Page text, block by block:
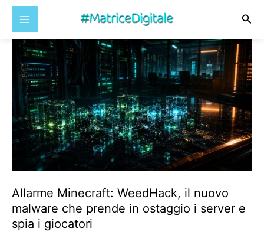
contenuto
Allarme Minecraft: WeedHack, il nuovo
malware che prende in ostaggio i server e
spia i giocatori